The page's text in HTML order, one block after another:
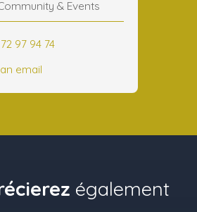
& Events
97 94 74
email
également